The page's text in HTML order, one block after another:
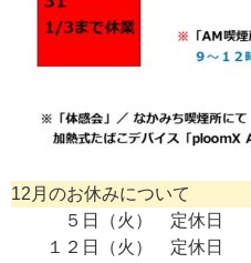
12月のお休みについて
５日（火） 定休日
１２日（火） 定休日